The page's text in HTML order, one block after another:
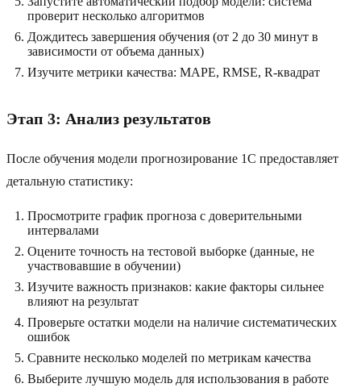
проверит несколько алгоритмов
Дождитесь завершения обучения (от 2 до 30 минут в
зависимости от объема данных)
Изучите метрики качества: MAPE, RMSE, R-квадрат
Этап 3: Анализ результатов
После обучения модели прогнозирование 1С предоставляет
детальную статистику:
Просмотрите график прогноза с доверительными
интервалами
Оцените точность на тестовой выборке (данные, не
участвовавшие в обучении)
Изучите важность признаков: какие факторы сильнее
влияют на результат
Проверьте остатки модели на наличие систематических
ошибок
Сравните несколько моделей по метрикам качества
Выберите лучшую модель для использования в работе